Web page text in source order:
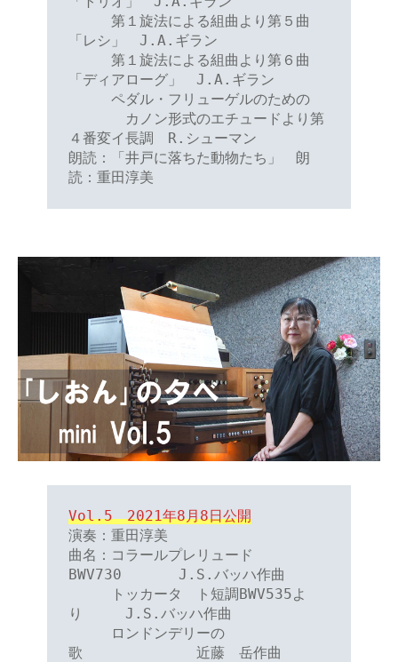
第１旋法による組曲より第５曲
「レシ」　J.A.ギラン
第１旋法による組曲より第６曲
「ディアローグ」　J.A.ギラン
ペダル・フリューゲルのための
カノン形式のエチュードより第
４番変イ長調　R.シューマン
朗読：「井戸に落ちた動物たち」　朗
読：重田淳美
Vol.5　2021年8月8日公開
演奏：重田淳美
曲名：コラールプレリュード
BWV730　　　　J.S.バッハ作曲
トッカータ　ト短調BWV535よ
り　　　J.S.バッハ作曲
ロンドンデリーの
歌　　　　　　　　近藤　岳作曲